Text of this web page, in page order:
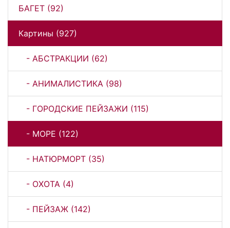
БАГЕТ (92)
Картины (927)
- АБСТРАКЦИИ (62)
- АНИМАЛИСТИКА (98)
- ГОРОДСКИЕ ПЕЙЗАЖИ (115)
- МОРЕ (122)
- НАТЮРМОРТ (35)
- ОХОТА (4)
- ПЕЙЗАЖ (142)